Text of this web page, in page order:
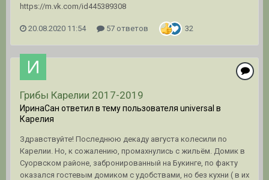
https://m.vk.com/id445389308
20.08.2020 11:54 57 ответов 32
Грибы Карелии 2017-2019
ИринаСан ответил в тему пользователя universal в
Карелия
Здравствуйте! Последнюю декаду августа колесили по
Карелии. Но, к сожалению, промахнулись с жильём. Домик в
Суорвском районе, забронированный на Букинге, по факту
оказался гостевым домиком с удобствами, но без кухни ( в их